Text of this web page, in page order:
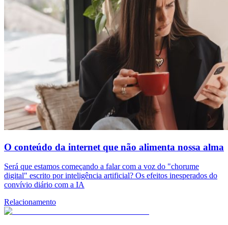
O conteúdo da internet que não alimenta nossa alma
Será que estamos começando a falar com a voz do "chorume
digital" escrito por inteligência artificial? Os efeitos inesperados do
convívio diário com a IA
Relacionamento